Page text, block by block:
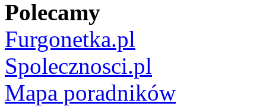
Polecamy
Furgonetka.pl
Spolecznosci.pl
Mapa poradników